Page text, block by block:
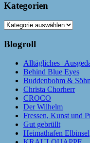
Kategorien
Kategorien
Blogroll
Behind Blue Eyes
Buddenbohm &
Christa Chorherr
CROCO
Der Wilhelm
Fressen, Kunst und
Gut gebrüllt
Heimathafen Elbinsel